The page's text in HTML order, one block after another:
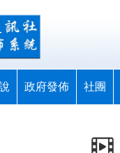
政府發佈 社團